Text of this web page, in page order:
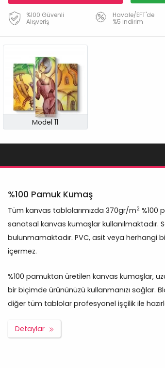
%100 Güvenli
Alışveriş
Havale/EFT'de
%5 İndirim
Model 11
%100 Pamuk Kumaş
Tüm kanvas tablolarımızda 370gr/m2 %100
sanatsal kanvas kumaşlar kullanılmaktadır.
bulunmamaktadır. PVC, asit veya herhangi
içermez.
%100 pamuktan üretilen kanvas kumaşlar,
bir biçimde ürününüzü kullanmanızı sağlar.
diğer tüm tablolar profesyonel işçilik ile
Detaylar